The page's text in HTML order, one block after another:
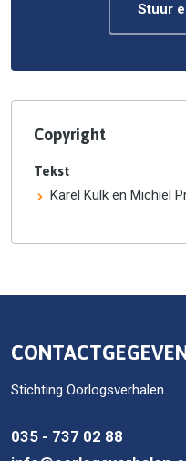
Stuur
Copyright
Tekst
Karel Kulk en Michiel
Stichting Oorlogsverhalen
035 - 737 02 88